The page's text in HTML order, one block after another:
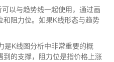
以与趋势线一起使用，通过画
和阻力位。如果K线形态与趋势
是K线图分析中非常重要的概
的支撑，阻力位是指价格上涨